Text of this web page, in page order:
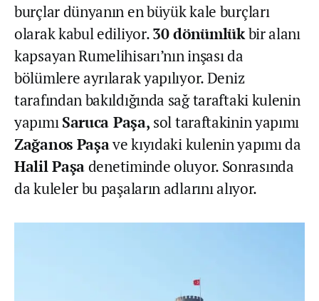
burçlar dünyanın en büyük kale burçları
olarak kabul ediliyor.30 dönümlükbir alanı
kapsayan Rumelihisarı’nın inşası da
bölümlere ayrılarak yapılıyor. Deniz
tarafından bakıldığında sağ taraftaki kulenin
yapımıSaruca Paşa, sol taraftakinin yapımı
Zağanos Paşave kıyıdaki kulenin yapımı da
Halil Paşadenetiminde oluyor. Sonrasında
da kuleler bu paşaların adlarını alıyor.